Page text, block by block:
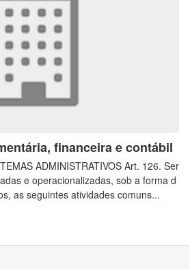
financeira e contábil
ADMINISTRATIVOS Art. 126. Ser
e operacionalizadas, sob a forma d
as seguintes atividades comuns...